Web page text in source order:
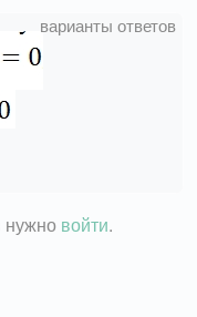
нужно войти.